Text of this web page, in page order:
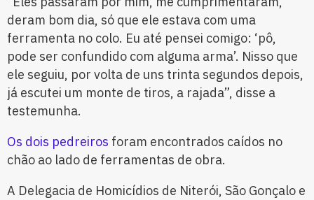
deram bom dia, só que ele estava com uma
ferramenta no colo. Eu até pensei comigo: ‘pô,
pode ser confundido com alguma arma’. Nisso que
ele seguiu, por volta de uns trinta segundos depois,
já escutei um monte de tiros, a rajada”, disse a
testemunha.
Os dois pedreiros foram encontrados caídos no
chão ao lado de ferramentas de obra.
A Delegacia de Homicídios de Niterói, São Gonçalo e